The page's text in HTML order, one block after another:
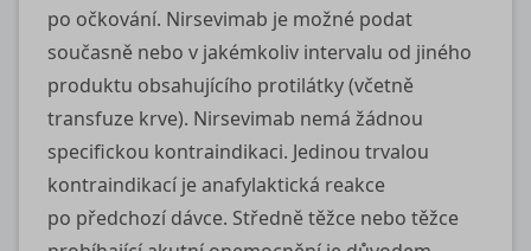
po očkování. Nirsevimab je možné podat
současně nebo v jakémkoliv intervalu od jiného
produktu obsahujícího protilátky (včetně
transfuze krve). Nirsevimab nemá žádnou
specifickou kontraindikaci. Jedinou trvalou
kontraindikací je anafylaktická reakce
po předchozí dávce. Středně těžce nebo těžce